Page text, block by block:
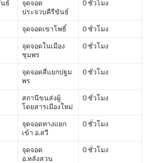
ธ์
จุดจอด
ประจวบคีรีขันธ์
0 ชั่วโมง
จุดจอดเขาโพธิ์ 0 ชั่วโมง
จุดจอดในเมือง
ชุมพร
0 ชั่วโมง
จุดจอดสี่แยกปฐม
พร
0 ชั่วโมง
สถานีขนส่งผู้
โดยสารเมืองใหม่
0 ชั่วโมง
จุดจอดทางแยก
เข้า อ.สวี
0 ชั่วโมง
จุดจอด
อ.หลังสวน
0 ชั่วโมง